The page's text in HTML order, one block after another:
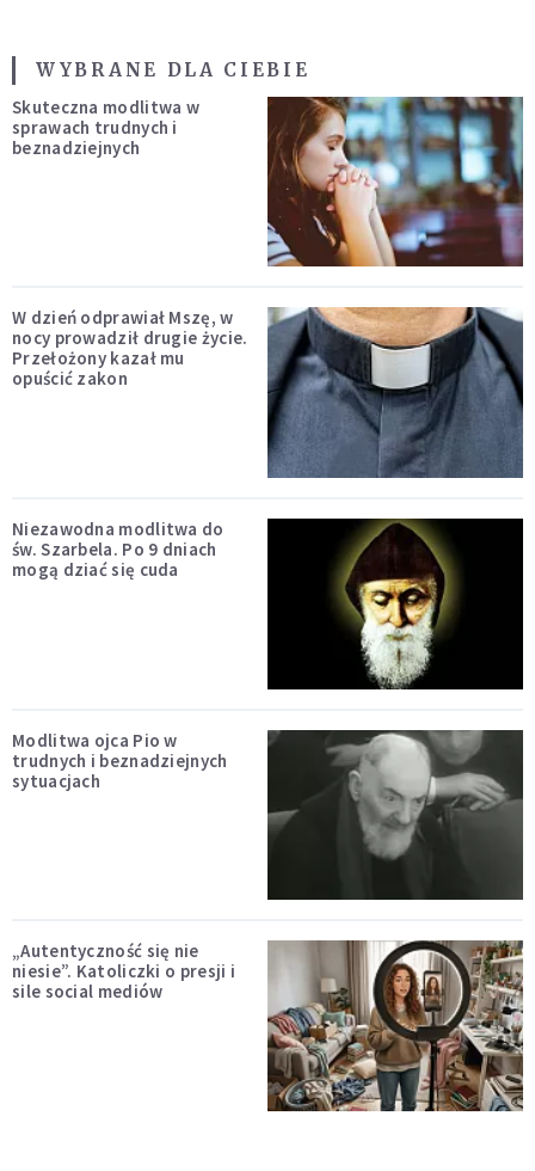
WYBRANE DLA CIEBIE
Skuteczna modlitwa w
sprawach trudnych i
beznadziejnych
W dzień odprawiał Mszę, w
nocy prowadził drugie życie.
Przełożony kazał mu
opuścić zakon
Niezawodna modlitwa do
św. Szarbela. Po 9 dniach
mogą dziać się cuda
Modlitwa ojca Pio w
trudnych i beznadziejnych
sytuacjach
„Autentyczność się nie
niesie”. Katoliczki o presji i
sile social mediów